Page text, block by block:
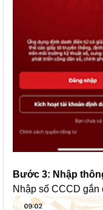
Bước 3: Nhập
Nhập số CCCD gắn